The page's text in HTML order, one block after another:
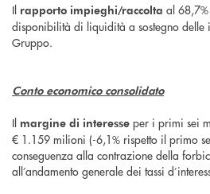
Il rapporto impieghi/raccolta al
disponibilità di liquidità a sostegno
Gruppo.
Conto economico consolidato
Il margine di interesse per i primi sei
€ 1.159 milioni (-6,1% rispetto il primo
conseguenza alla contrazione della
all’andamento generale dei tassi